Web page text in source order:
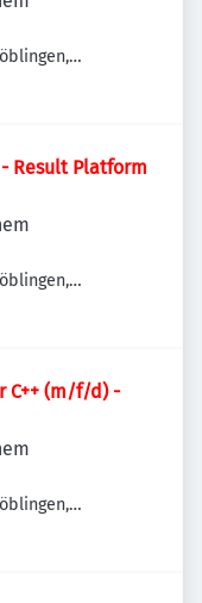
Result Platform
C++ (m/f/d) -